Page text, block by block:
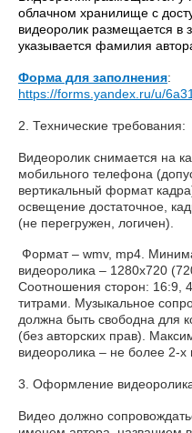
облачном хранилище с
видеоролик размещается в
указывается фамилия
Форма для заполнения:
https://forms.yandex.ru/u/
2. Технические требования:
Видеоролик снимается на
мобильного телефона
вертикальный формат
освещение достаточное,
(не перегружен, логичен).
Формат – wmv, mp4.
видеоролика – 1280x720
Соотношения сторон: 16:9,
титрами. Музыкальное
должна быть свободна для
(без авторских прав).
видеоролика – не более 2-х
3. Оформление
Видео должно